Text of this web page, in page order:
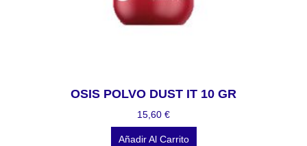
OSIS POLVO DUST IT 10 GR
15,60 €
Añadir Al Carrito